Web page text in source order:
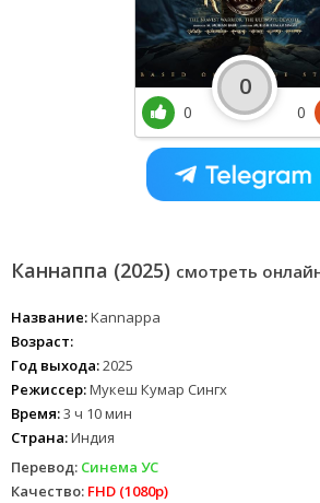
Каннаппа (2025) смотреть
Название:Kannappa
Возраст:
Год выхода:2025
Режиссер:Мукеш Кумар Сингх
Время:3 ч 10 мин
Страна:Индия
Перевод: Синема УС
Качество: FHD (1080p)
0
0
0